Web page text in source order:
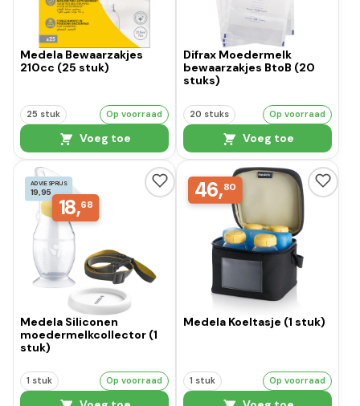
Medela Bewaarzakjes
210cc (25 stuk)
25 stuk Op voorraad
Voeg toe
Difrax Moedermelk
bewaarzakjes BtoB (20
stuks)
20 stuks Op voorraad
Voeg toe
ADVIESPRIJS
19,95
18,68
Medela Siliconen
moedermelkcollector (1
stuk)
1 stuk Op voorraad
46,80
Medela Koeltasje (1 stuk)
1 stuk Op voorraad